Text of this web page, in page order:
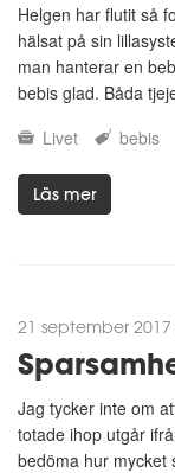
Helgen har flutit så
hälsat på sin
man hanterar en
bebis glad. Båda
Livet
bebis
Läs mer
21 september 2017
Jag tycker inte om
totade ihop utgår
bedöma hur mycket